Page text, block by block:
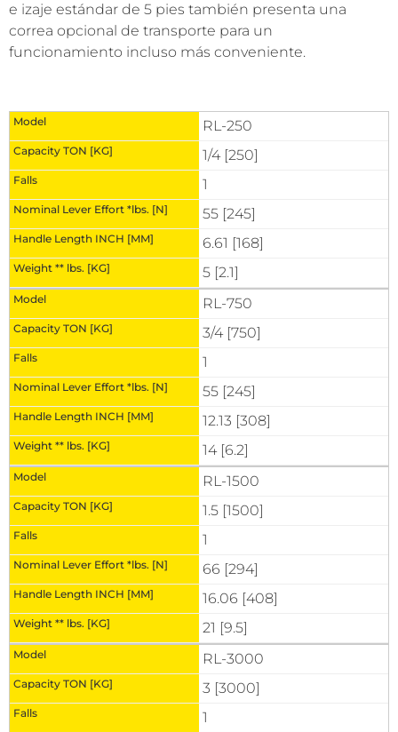
e izaje estándar de 5 pies también presenta una
correa opcional de transporte para un
funcionamiento incluso más conveniente.
RL-250
1/4 [250]
1
55 [245]
6.61 [168]
5 [2.1]
RL-750
3/4 [750]
1
55 [245]
12.13 [308]
14 [6.2]
RL-1500
1.5 [1500]
1
66 [294]
16.06 [408]
21 [9.5]
RL-3000
3 [3000]
1